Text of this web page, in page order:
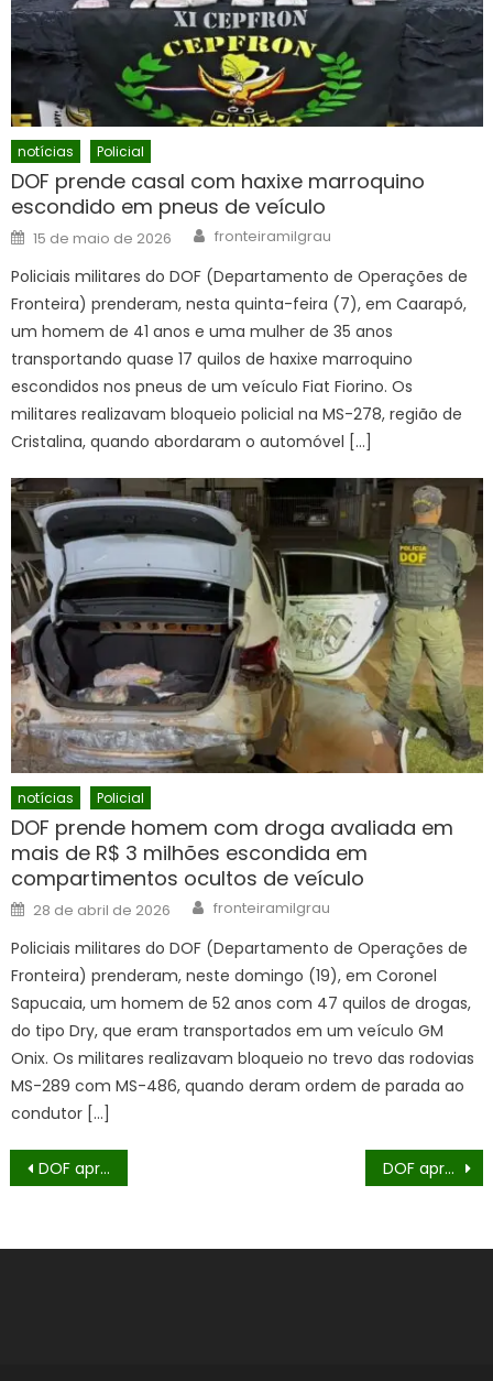
notícias Policial
DOF prende casal com haxixe marroquino
escondido em pneus de veículo
Posted
on
15 de maio de 2026 Author
fronteiramilgrau
Policiais militares do DOF (Departamento de Operações de
Fronteira) prenderam, nesta quinta-feira (7), em Caarapó,
um homem de 41 anos e uma mulher de 35 anos
transportando quase 17 quilos de haxixe marroquino
escondidos nos pneus de um veículo Fiat Fiorino. Os
militares realizavam bloqueio policial na MS-278, região de
Cristalina, quando abordaram o automóvel […]
notícias Policial
DOF prende homem com droga avaliada em
mais de R$ 3 milhões escondida em
compartimentos ocultos de veículo
Posted
on
28 de abril de 2026 Author
fronteiramilgrau
Policiais militares do DOF (Departamento de Operações de
Fronteira) prenderam, neste domingo (19), em Coronel
Sapucaia, um homem de 52 anos com 47 quilos de drogas,
do tipo Dry, que eram transportados em um veículo GM
Onix. Os militares realizavam bloqueio no trevo das rodovias
MS-289 com MS-486, quando deram ordem de parada ao
condutor […]
Navegação
Post
DOF apreende 282 quilos de maconha que seriam entregues em Minas Gerais DOF apreende haxixe marroquino avaliado em mais de R$ 650 mil em compartimento oculto de carro